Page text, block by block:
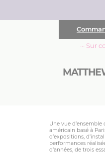
··· Sur
Une vue d’ensemble
américain basé à
d’expositions,
performances
d’années, de trois